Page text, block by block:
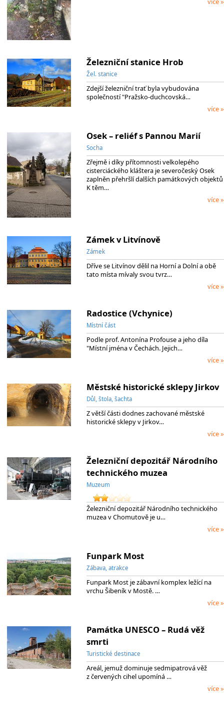
Železniční stanice Hrob
Žel. stanice
Zdejší železniční trať byla vybudována
společností "Pražsko-duchcovská…
více »
Osek – reliéf s Pannou Marií
Socha
Zřejmě i díky přítomnosti velkolepého
cisterciáckého kláštera je severočeský Osek
zaplněn přehršlí dalších památkových objektů
K těm…
více »
Zámek v Litvínově
Zámek
Dříve se Litvínov dělil na Horní a Dolní a obě
tato místa mívaly svou tvrz…
více »
Radostice (Vchynice)
Místní část
Podle prof. Antonína Profouse a jeho díla
"Místní jména v Čechách. Jejich…
více »
Městské historické sklepy Jirkov
Důl, štola, šachta
Z větší části dodnes zachované městské
historické sklepy v Jirkov…
více »
Železniční depozitář Národního
technického muzea
Muzeum
Železniční depozitář Národního technického
muzea v Chomutově je u…
více »
Funpark Most
Zábava, atrakce
Funpark Most je zábavní komplex ležící na
vrchu Šibeník v Mostě. …
více »
Památka UNESCO – Rudá věž
smrti
Turistické destinace
Areál, jemuž dominuje sedmipatrová věž
z červených cihel upomíná …
více »